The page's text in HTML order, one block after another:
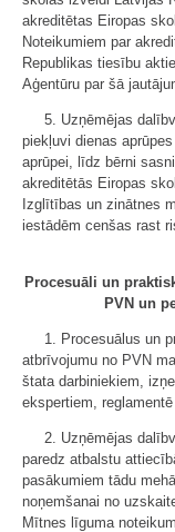
akreditētas Eiropas
Noteikumiem par
Republikas tiesību
Aģentūru par šā
5. Uzņēmējas
piekļuvi dienas
aprūpei, līdz bērni
akreditētās Eiropas
Izglītības un zinātnes
iestādēm cenšas rast
Procesuāli un
PVN un
1. Procesuālus un
atbrīvojumu no PVN
štata darbiniekiem,
ekspertiem,
2. Uzņēmējas
paredz atbalstu
pasākumiem tādu
noņemšanai no
Mītnes līguma